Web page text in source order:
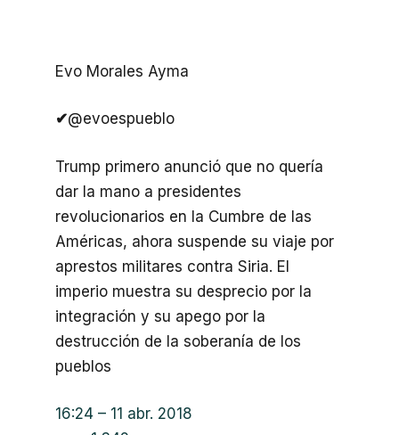
Evo Morales Ayma
✔@evoespueblo
Trump primero anunció que no quería
dar la mano a presidentes
revolucionarios en la Cumbre de las
Américas, ahora suspende su viaje por
aprestos militares contra Siria. El
imperio muestra su desprecio por la
integración y su apego por la
destrucción de la soberanía de los
pueblos
16:24 – 11 abr. 2018